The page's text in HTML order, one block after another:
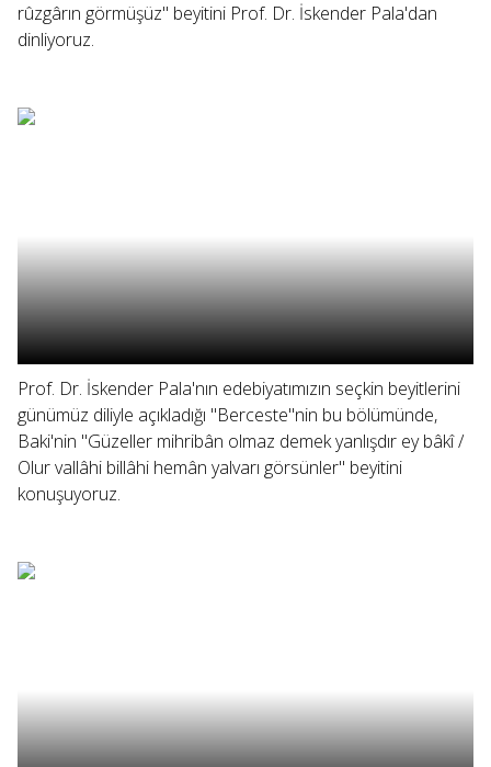
rûzgârın görmüşüz" beyitini Prof. Dr. İskender Pala'dan
dinliyoruz.
Prof. Dr. İskender Pala'nın edebiyatımızın seçkin beyitlerini
günümüz diliyle açıkladığı "Berceste"nin bu bölümünde,
Baki'nin "Güzeller mihribân olmaz demek yanlışdır ey bâkî /
Olur vallâhi billâhi hemân yalvarı görsünler" beyitini
konuşuyoruz.